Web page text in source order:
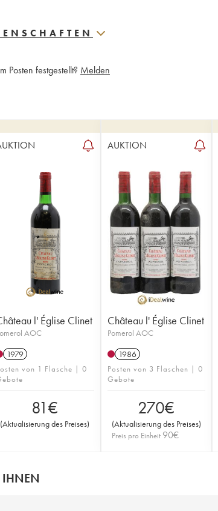
Posten festgestellt? Melden
l' Église Clinet
AOC
1979
von 1 Flasche | 0
81€
(Aktualisierung des Preises)
AUKTION
Château l' Église Clinet
Pomerol AOC
1986
Posten von 3 Flaschen | 0
Gebote
270€
(Aktualisierung des Preises)
Preis pro Einheit 90€
IHNEN